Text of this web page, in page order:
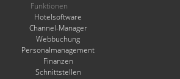
Funktionen
Hotelsoftware
Channel-Manager
Webbuchung
Personalmanagement
Finanzen
Schnittstellen